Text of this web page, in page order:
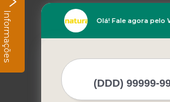
Empresa
Missão
Mapa do site
Olá! Fale agora pelo
Informações